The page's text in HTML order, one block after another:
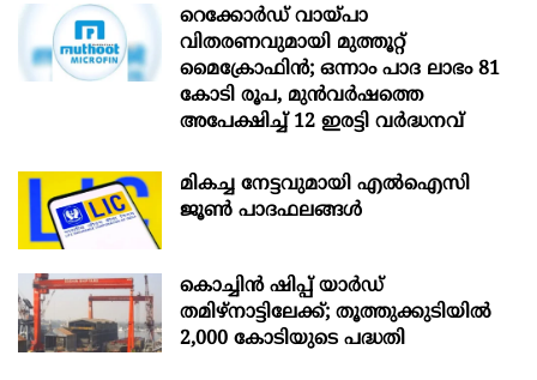
റെക്കോർഡ് വായ്പാ
വിതരണവുമായി മുത്തൂറ്റ്
മൈക്രോഫിൻ; ഒന്നാം പാദ ലാഭം 81
കോടി രൂപ, മുൻവർഷത്തെ
അപേക്ഷിച്ച് 12 ഇരട്ടി വർദ്ധനവ്
മികച്ച നേട്ടവുമായി എൽഐസി
ജൂൺ പാദഫലങ്ങൾ
കൊച്ചിന്‍ ഷിപ്പ് യാർഡ്
തമിഴ്നാട്ടിലേക്ക്; തൂത്തുക്കുടിയിൽ
2,000 കോടിയുടെ പദ്ധതി